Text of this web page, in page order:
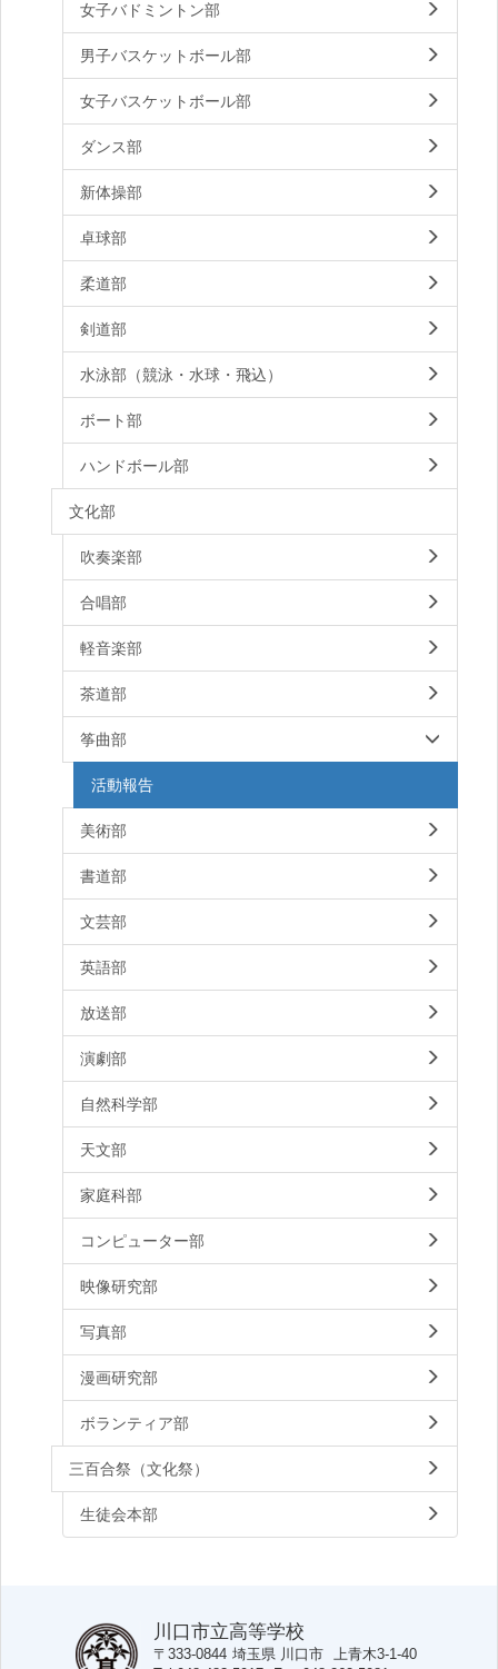
女子バドミントン部
男子バスケットボール部
女子バスケットボール部
ダンス部
新体操部
卓球部
柔道部
剣道部
水泳部（競泳・水球・飛込）
ボート部
ハンドボール部
文化部
吹奏楽部
合唱部
軽音楽部
茶道部
筝曲部
活動報告
美術部
書道部
文芸部
英語部
放送部
演劇部
自然科学部
天文部
家庭科部
コンピューター部
映像研究部
写真部
漫画研究部
ボランティア部
三百合祭（文化祭）
生徒会本部
川口市立高等学校
〒333-0844 埼玉県 川口市 上青木3-1-40